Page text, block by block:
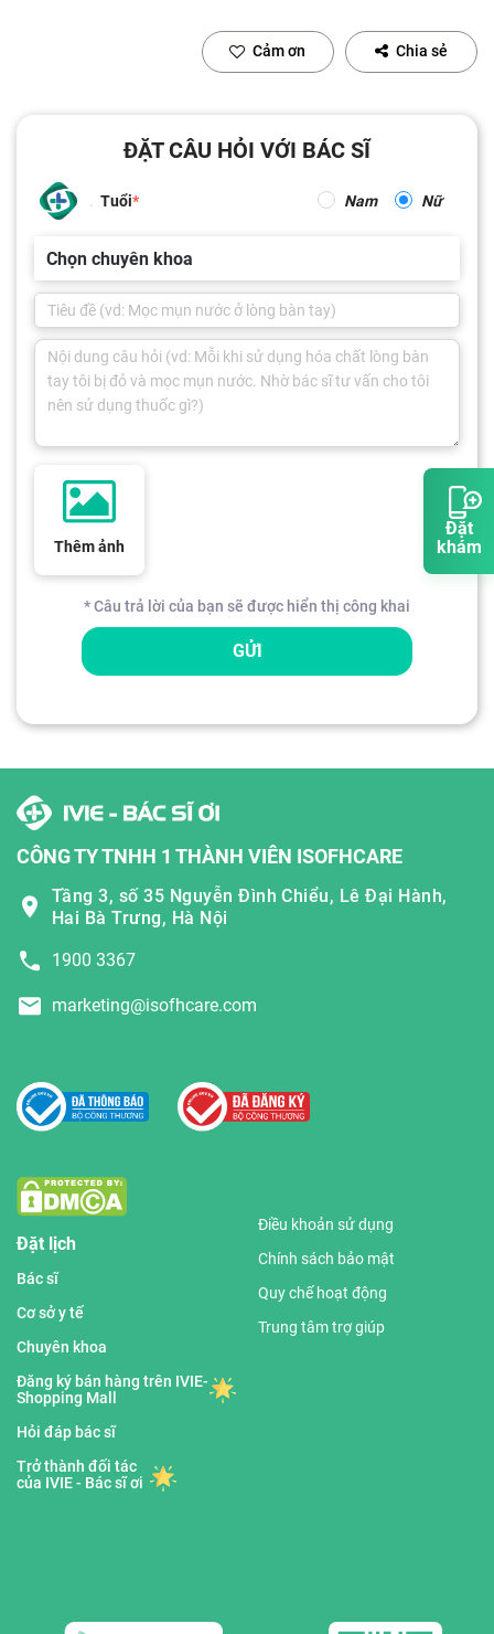
Đặt
khám
Cảm ơn Chia sẻ
ĐẶT CÂU HỎI VỚI BÁC SĨ
Tuổi Nam Nữ
Chọn chuyên khoa
Thêm ảnh
* Câu trả lời của bạn sẽ được hiển thị công khai
GỬI
CÔNG TY TNHH 1 THÀNH VIÊN ISOFHCARE
Tầng 3, số 35 Nguyễn Đình Chiểu, Lê Đại Hành,
Hai Bà Trưng, Hà Nội
1900 3367
marketing@isofhcare.com
Đặt lịch
Bác sĩ
Cơ sở y tế
Chuyên khoa
Đăng ký bán hàng trên IVIE-
Shopping Mall
Hỏi đáp bác sĩ
Trở thành đối tác
của IVIE - Bác sĩ ơi
Điều khoản sử dụng
Chính sách bảo mật
Quy chế hoạt động
Trung tâm trợ giúp